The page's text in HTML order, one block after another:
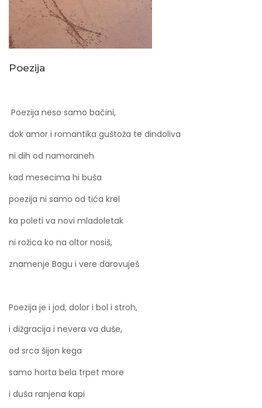
Poezija
Poezija neso samo bačini,
dok amor i romantika guštoža te dindoliva
ni dih od namoraneh
kad mesecima hi buša
poezija ni samo od tića krel
ka poleti va novi mladoletak
ni rožica ko na oltor nosiš,
znamenje Bogu i vere darovuješ
Poezija je i jod, dolor i bol i stroh,
i dižgracija i nevera va duše,
od srca šijon kega
samo horta bela trpet more
i duša ranjena kapi